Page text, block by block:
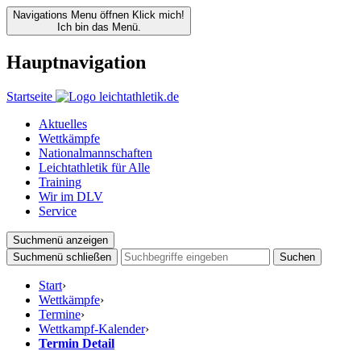
Navigations Menu öffnen Klick mich!
Ich bin das Menü.
Hauptnavigation
Startseite
Aktuelles
Wettkämpfe
Nationalmannschaften
Leichtathletik für Alle
Training
Wir im DLV
Service
Suchmenü anzeigen
Suchmenü schließen
Suchen
Start›
Wettkämpfe›
Termine›
Wettkampf-Kalender›
Termin Detail